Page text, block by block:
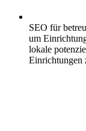
SEO für
um
lokale
Einrichtungen